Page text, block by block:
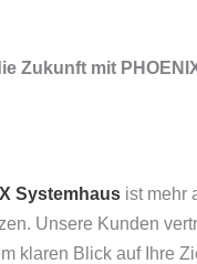
Zukunft mit
Systemhaus ist mehr
Unsere Kunden
klaren Blick auf Ihre